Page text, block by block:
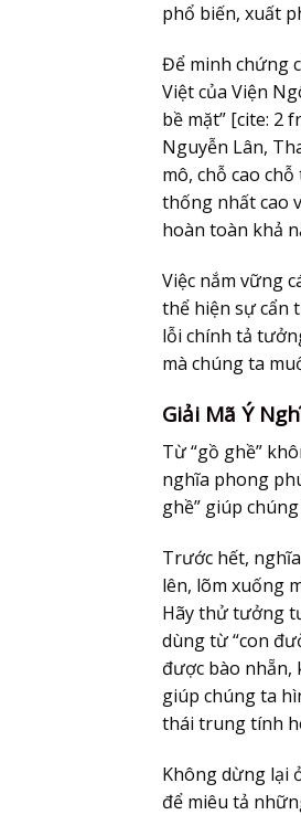
phổ biến, xuất
Để minh chứng
Việt của Viện
bề mặt” [cite: 2
Nguyễn Lân,
mô, chỗ cao
thống nhất cao
hoàn toàn khả
Việc nắm vững
thể hiện sự cẩn
lỗi chính tả
mà chúng ta
Giải Mã Ý
Từ “gồ ghề”
nghĩa phong
ghề” giúp
Trước hết,
lên, lõm xuống
Hãy thử tưởng
dùng từ “con
được bào nhẵn,
giúp chúng ta
thái trung tính
Không dừng lại
để miêu tả